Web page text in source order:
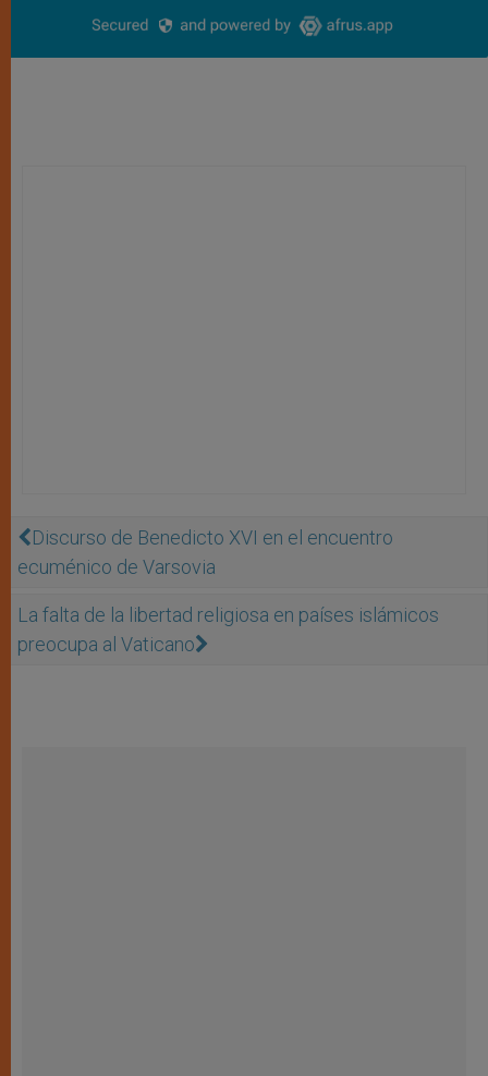
Discurso de Benedicto XVI en el encuentro
ecuménico de Varsovia
La falta de la libertad religiosa en países islámicos
preocupa al Vaticano